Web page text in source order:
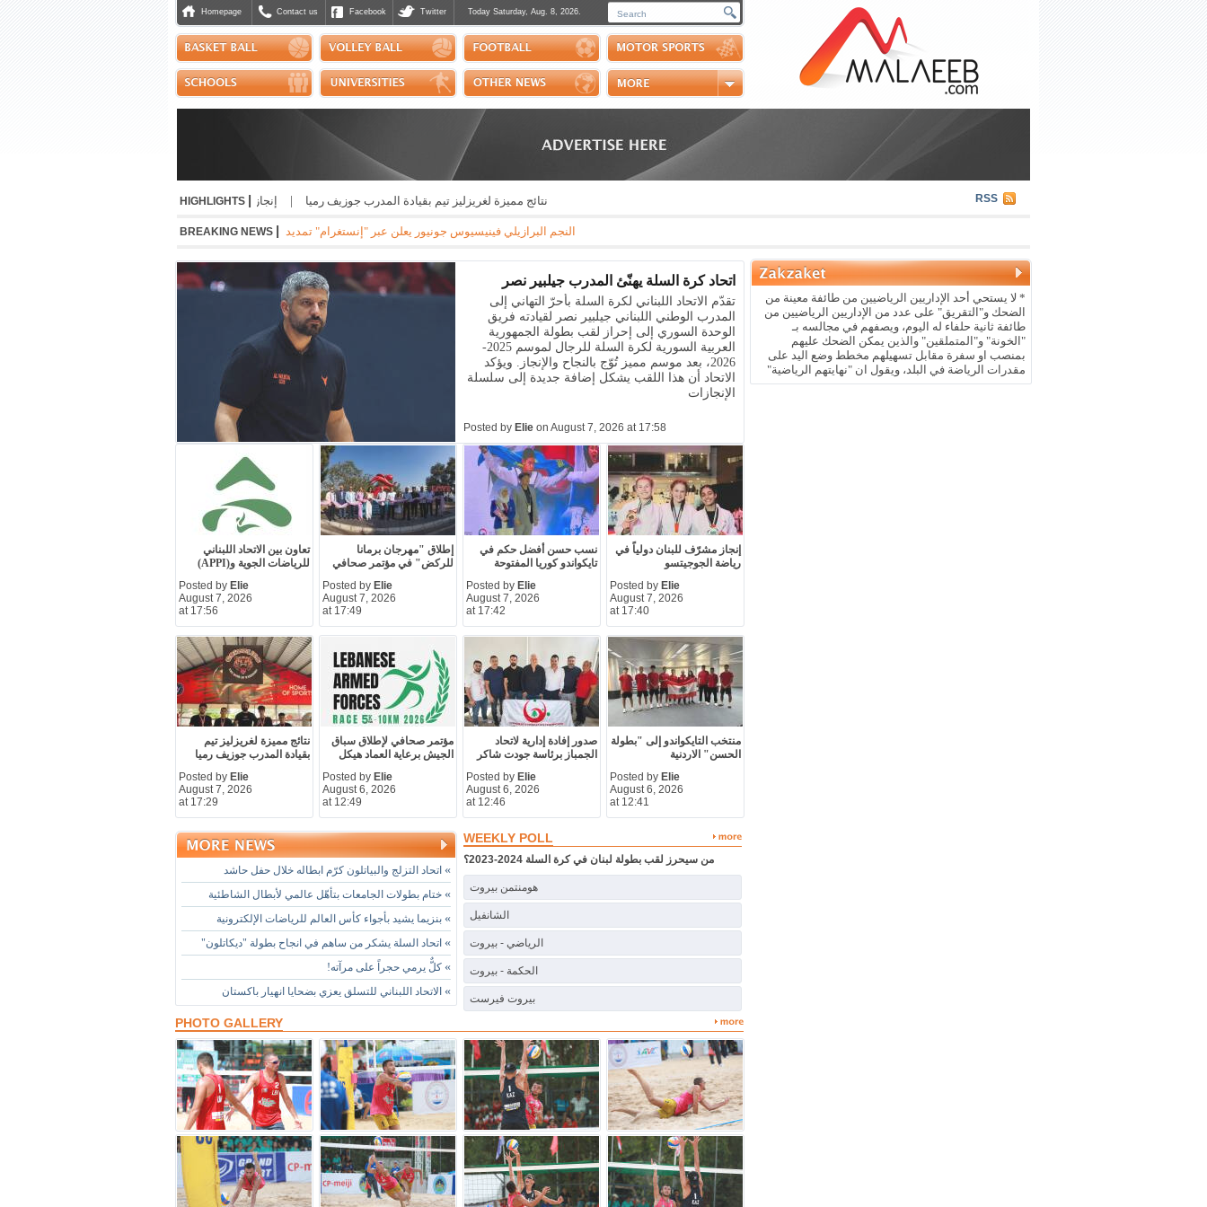
Homepage Contact us Facebook Twitter Today Saturday, Aug. 8, 2026.
Polls
Scores
Handball
HIGHLIGHTS |
إنجاز مشرّف للبنان دولياً في رياضة الجوجيتسو | نتائج مميزة لغريزليز تيم بقيادة المدرب جوزيف رميا RSS
BREAKING NEWS |
النجم البرازيلي فينيسيوس جونيور يعلن عبر "إنستغرام" تمديد عقده مع ريال مدريد الاسباني لست سنوات مقبلة براتب سنوي بقيمة 24 مليون
اتحاد كرة السلة يهنّئ المدرب جيلبير نصر
تقدّم الاتحاد اللبناني لكرة السلة بأحرّ التهاني إلى
المدرب الوطني اللبناني جيلبير نصر لقيادته فريق
الوحدة السوري إلى إحراز لقب بطولة الجمهورية
العربية السورية لكرة السلة للرجال لموسم 2025-
2026، بعد موسم مميز تُوّج بالنجاح والإنجاز. ويؤكد
الاتحاد أن هذا اللقب يشكل إضافة جديدة إلى سلسلة
الإنجازات
Posted by Elie on August 7, 2026 at 17:58
تعاون بين الاتحاد اللبناني
للرياضات الجوية و(APPI)
Posted by Elie
August 7, 2026
at 17:56
إطلاق "مهرجان برمانا
للركض" في مؤتمر صحافي
Posted by Elie
August 7, 2026
at 17:49
نسب حسن أفضل حكم في
تايكواندو كوريا المفتوحة
Posted by Elie
August 7, 2026
at 17:42
إنجاز مشرّف للبنان دولياً في
رياضة الجوجيتسو
Posted by Elie
August 7, 2026
at 17:40
نتائج مميزة لغريزليز تيم
بقيادة المدرب جوزيف رميا
Posted by Elie
August 7, 2026
at 17:29
مؤتمر صحافي لإطلاق سباق
الجيش برعاية العماد هيكل
Posted by Elie
August 6, 2026
at 12:49
صدور إفادة إدارية لاتحاد
الجمباز برئاسة جودت شاكر
Posted by Elie
August 6, 2026
at 12:46
منتخب التايكواندو إلى "بطولة
الحسن" الاردنية
Posted by Elie
August 6, 2026
at 12:41
» اتحاد التزلج والبياتلون كرّم ابطاله خلال حفل حاشد
» ختام بطولات الجامعات بتأهّل عالمي لأبطال الشاطئية
» بنزيما يشيد بأجواء كأس العالم للرياضات الإلكترونية
» اتحاد السلة يشكر من ساهم في انجاح بطولة "ديكاتلون"
» كلٌّ يرمي حجراً على مرآته!
» الاتحاد اللبناني للتسلق يعزي بضحايا انهيار باكستان
WEEKLY POLL
من سيحرز لقب بطولة لبنان في كرة السلة 2024-2023؟
هومنتمن بيروت
الشانفيل
الرياضي - بيروت
الحكمة - بيروت
بيروت فيرست
PHOTO GALLERY
* لا يستحي أحد الإداريين الرياضيين من طائفة معينة من
الضحك و"التقريق" على عدد من الإداريين الرياضيين من
طائفة ثانية حلفاء له اليوم، ويصفهم في مجالسه بـ
"الخونة" و"المتملقين" والذين يمكن الضحك عليهم
بمنصب او سفرة مقابل تسهيلهم مخطط وضع اليد على
مقدرات الرياضة في البلد، ويقول ان "نهايتهم الرياضية"